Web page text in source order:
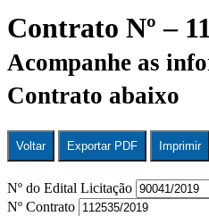
Contrato Nº –
Acompanhe as
Contrato abaixo
Voltar Exportar PDF Imprimir
Nº do Edital Licitação
Nº Contrato